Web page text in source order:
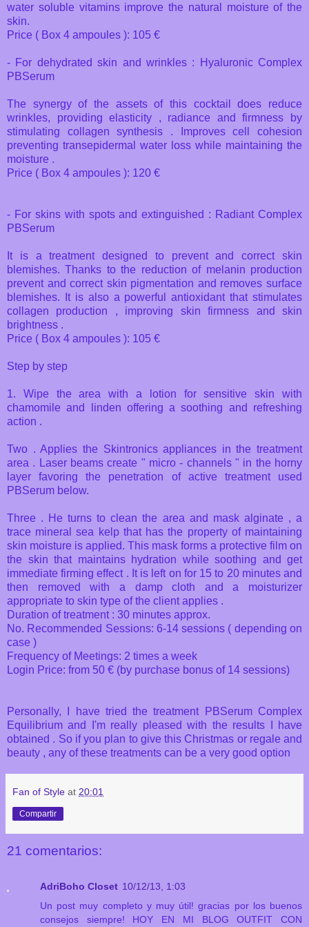
water soluble vitamins improve the natural moisture of the
skin.
Price ( Box 4 ampoules ): 105 €
- For dehydrated skin and wrinkles : Hyaluronic Complex
PBSerum
The synergy of the assets of this cocktail does reduce
wrinkles, providing elasticity , radiance and firmness by
stimulating collagen synthesis . Improves cell cohesion
preventing transepidermal water loss while maintaining the
moisture .
Price ( Box 4 ampoules ): 120 €
- For skins with spots and extinguished : Radiant Complex
PBSerum
It is a treatment designed to prevent and correct skin
blemishes. Thanks to the reduction of melanin production
prevent and correct skin pigmentation and removes surface
blemishes. It is also a powerful antioxidant that stimulates
collagen production , improving skin firmness and skin
brightness .
Price ( Box 4 ampoules ): 105 €
Step by step
1. Wipe the area with a lotion for sensitive skin with
chamomile and linden offering a soothing and refreshing
action .
Two . Applies the Skintronics appliances in the treatment
area . Laser beams create " micro - channels " in the horny
layer favoring the penetration of active treatment used
PBSerum below.
Three . He turns to clean the area and mask alginate , a
trace mineral sea kelp that has the property of maintaining
skin moisture is applied. This mask forms a protective film on
the skin that maintains hydration while soothing and get
immediate firming effect . It is left on for 15 to 20 minutes and
then removed with a damp cloth and a moisturizer
appropriate to skin type of the client applies .
Duration of treatment : 30 minutes approx.
No. Recommended Sessions: 6-14 sessions ( depending on
case )
Frequency of Meetings: 2 times a week
Login Price: from 50 € (by purchase bonus of 14 sessions)
Personally, I have tried the treatment PBSerum Complex
Equilibrium and I'm really pleased with the results I have
obtained . So if you plan to give this Christmas or regale and
beauty , any of these treatments can be a very good option
Fan of Style at 20:01
Compartir
21 comentarios:
AdriBoho Closet 10/12/13, 1:03
Un post muy completo y muy útil! gracias por los buenos
consejos siempre! HOY EN MI BLOG OUTFIT CON